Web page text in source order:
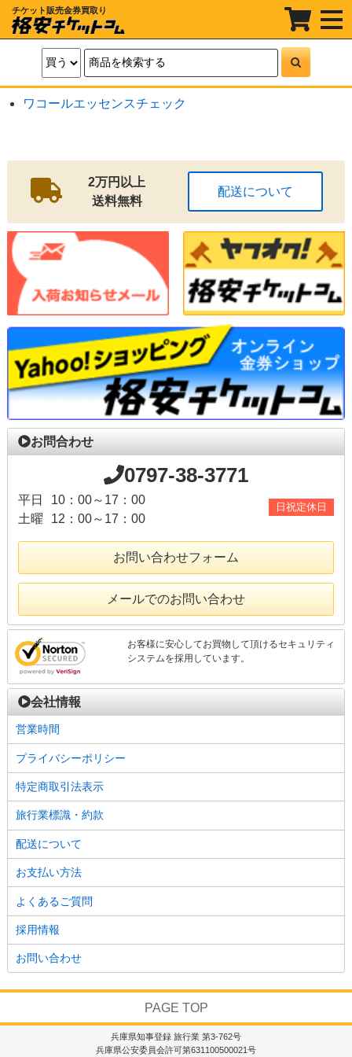
チケット販売金券買取り
t
o
g
n
ワコールエッセンスチェック
2万円以上
送料無料
配送について
お問合わせ
0797-38-3771
平日
10：00～17：00
土曜
12：00～17：00
日祝定休日
お問い合わせフォーム
メールでのお問い合わせ
お客様に安心してお買物して頂けるセキュリティ
システムを採用しています。
会社情報
営業時間
プライバシーポリシー
特定商取引法表示
旅行業標識・約款
配送について
お支払い方法
よくあるご質問
採用情報
お問い合わせ
PAGE TOP
兵庫県知事登録 旅行業 第3-762号
兵庫県公安委員会許可第631100500021号